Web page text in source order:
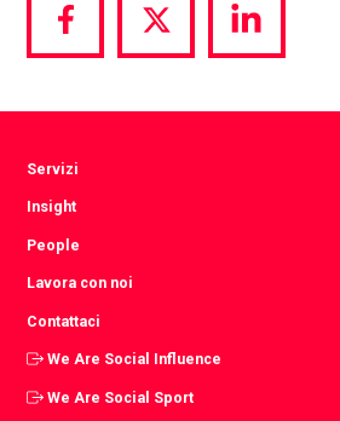
Share
via
Share
via
Share
via
Servizi
Insight
People
Lavora con noi
Contattaci
We Are Social Influence
We Are Social Sport